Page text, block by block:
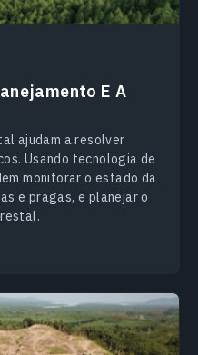
E A
ajudam a resolver
Usando tecnologia de
monitorar o estado da
e pragas, e planejar o